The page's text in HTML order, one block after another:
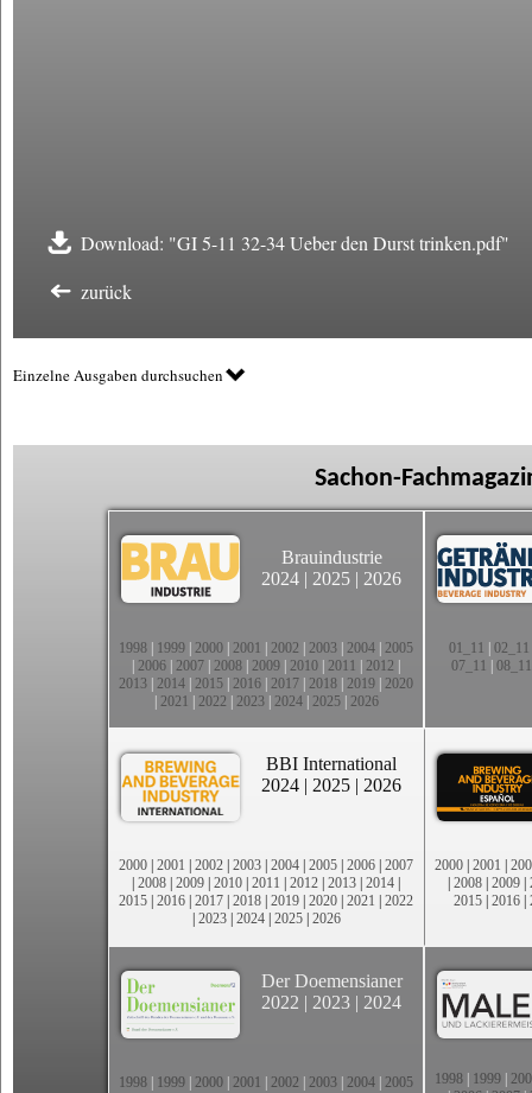
Download: "GI 5-11 32-34 Ueber den Durst trinken.pdf"
zurück
Einzelne Ausgaben durchsuchen
Sachon-
Brauindustrie
2024 | 2025 | 2026
1998 1999 2000 2001 2002 2003 2004 2005
2006 2007 2008 2009 2010 2011 2012
2013 2014 2015 2016 2017 2018 2019 2020
2021 2022 2023| 2024| 2025| 2026
01_11 02_11
07_11
08_11
BBI International
2024 | 2025 | 2026
2000 | 2001 | 2002 | 2003 | 2004 | 2005 | 2006 | 2007
| 2008 | 2009 | 2010 | 2011 | 2012 | 2013 | 2014 |
2015 | 2016 | 2017 | 2018 | 2019 | 2020 | 2021 | 2022
| 2023| 2024| 2025| 2026
2000 | 2001 |
| 2008 | 2009 |
2015 | 2016 |
Der Doemensianer
2022 | 2023 | 2024
1998 1999 2000 2001 2002 2003 2004 2005
1998 1999